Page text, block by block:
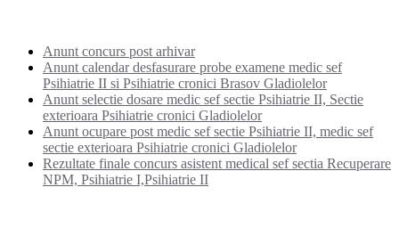
Anunt concurs post arhivar
Anunt calendar desfasurare probe examene medic sef
Psihiatrie II si Psihiatrie cronici Brasov Gladiolelor
Anunt selectie dosare medic sef sectie Psihiatrie II, Sectie
exterioara Psihiatrie cronici Gladiolelor
Anunt ocupare post medic sef sectie Psihiatrie II, medic sef
sectie exterioara Psihiatrie cronici Gladiolelor
Rezultate finale concurs asistent medical sef sectia Recuperare
NPM, Psihiatrie I,Psihiatrie II